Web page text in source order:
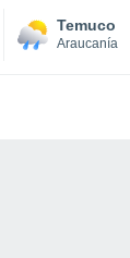
Temuco
Araucanía